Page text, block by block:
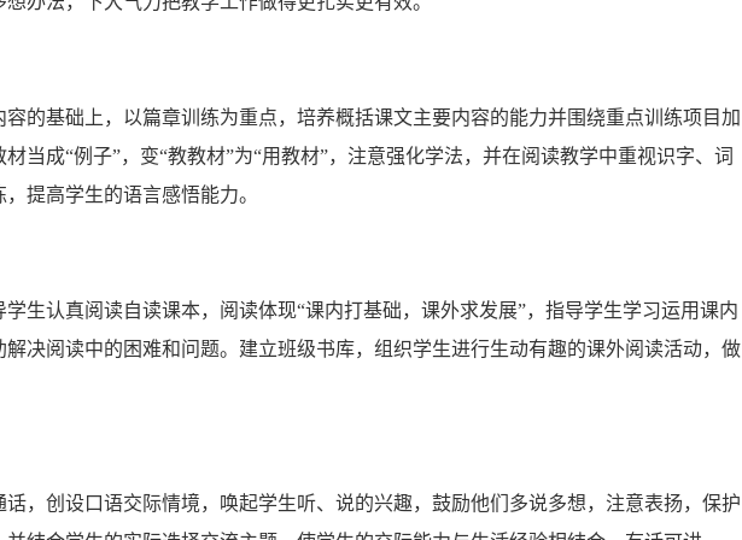
的基础上，以篇章训练为重点，培养概括课文主要内容的能力并围绕重点训练项目加
当成“例子”，变“教教材”为“用教材”，注意强化学法，并在阅读教学中重视识字、词
提高学生的语言感悟能力。
生认真阅读自读课本，阅读体现“课内打基础，课外求发展”，指导学生学习运用课内
决阅读中的困难和问题。建立班级书库，组织学生进行生动有趣的课外阅读活动，做
，创设口语交际情境，唤起学生听、说的兴趣，鼓励他们多说多想，注意表扬，保护